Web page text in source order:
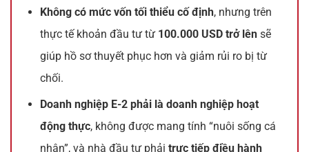
Không có mức vốn tối thiểu cố định, nhưng trên
thực tế khoản đầu tư từ 100.000 USD trở lên sẽ
giúp hồ sơ thuyết phục hơn và giảm rủi ro bị từ
chối.
Doanh nghiệp E-2 phải là doanh nghiệp hoạt
động thực, không được mang tính “nuôi sống cá
nhân”, và nhà đầu tư phảitrực tiếp điều hành